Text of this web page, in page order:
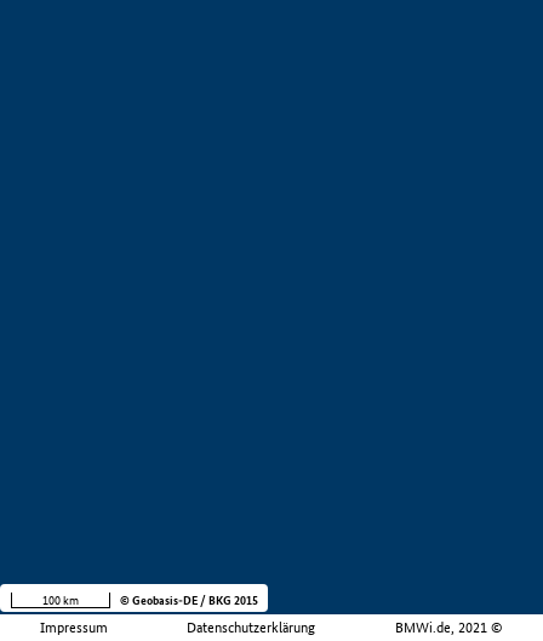
Impressum Datenschutzerklärung BMWi.de, 2021 ©
100 km © Geobasis-DE / BKG 2015